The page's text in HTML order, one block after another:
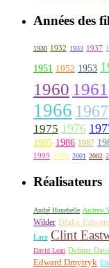
Années des
1930 1932 1933 1937
1951 1952 1953
1960 1961
1966 1967
1975 1976
1985 1986 1987
1999 2000 2001 2002
Réalisateurs
André Hunebelle Andrew
Wilder Blake
Lara Clint
David Lean Delmer
Edward Dmytryk